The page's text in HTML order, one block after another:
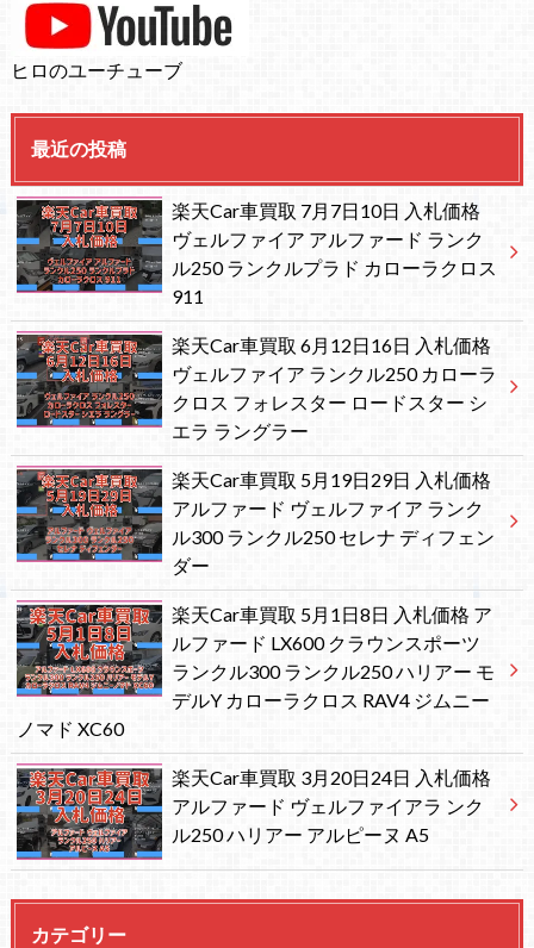
ヒロのユーチューブ
最近の投稿
楽天Car車買取 7月7日10日 入札価格
ヴェルファイア アルファード ランク
ル250 ランクルプラド カローラクロス
911
楽天Car車買取 6月12日16日 入札価格
ヴェルファイア ランクル250 カローラ
クロス フォレスター ロードスター シ
エラ ラングラー
楽天Car車買取 5月19日29日 入札価格
アルファード ヴェルファイア ランク
ル300 ランクル250 セレナ ディフェン
ダー
楽天Car車買取 5月1日8日 入札価格 ア
ルファード LX600 クラウンスポーツ
ランクル300 ランクル250 ハリアー モ
デルY カローラクロス RAV4 ジムニー
ノマド XC60
楽天Car車買取 3月20日24日 入札価格
アルファード ヴェルファイアラ ンク
ル250 ハリアー アルピーヌ A5
カテゴリー